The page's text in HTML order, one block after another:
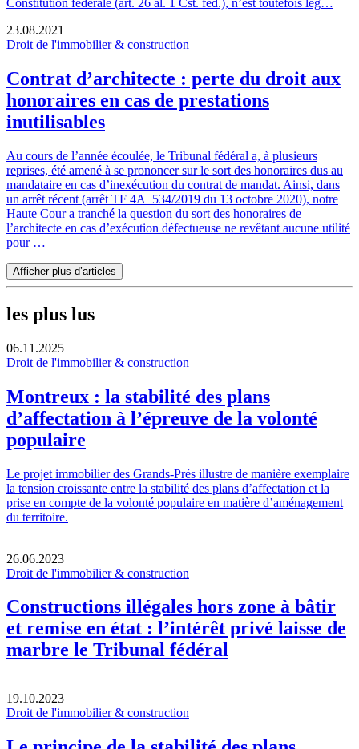
Constitution fédérale (art. 26 al. 1 Cst. féd.), n’est toutefois lég…
23.08.2021
Droit de l'immobilier & construction
Contrat d’architecte : perte du droit aux
honoraires en cas de prestations
inutilisables
Au cours de l’année écoulée, le Tribunal fédéral a, à plusieurs
reprises, été amené à se prononcer sur le sort des honoraires dus au
mandataire en cas d’inexécution du contrat de mandat. Ainsi, dans
un arrêt récent (arrêt TF 4A_534/2019 du 13 octobre 2020), notre
Haute Cour a tranché la question du sort des honoraires de
l’architecte en cas d’exécution défectueuse ne revêtant aucune utilité
pour …
Afficher plus d’articles
les plus lus
06.11.2025
Droit de l'immobilier & construction
Montreux : la stabilité des plans
d’affectation à l’épreuve de la volonté
populaire
Le projet immobilier des Grands-Prés illustre de manière exemplaire
la tension croissante entre la stabilité des plans d’affectation et la
prise en compte de la volonté populaire en matière d’aménagement
du territoire.
26.06.2023
Droit de l'immobilier & construction
Constructions illégales hors zone à bâtir
et remise en état : l’intérêt privé laisse de
marbre le Tribunal fédéral
19.10.2023
Droit de l'immobilier & construction